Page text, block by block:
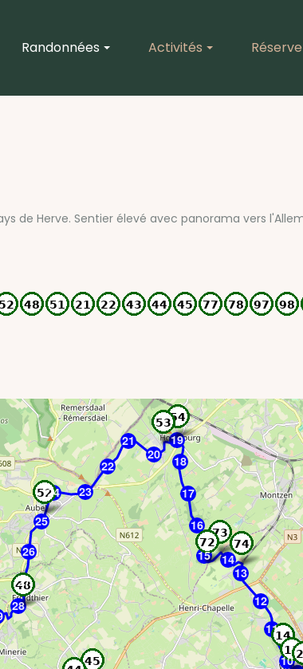
Randonnées Activités
de Herve. Sentier élevé avec panorama vers
10
11
12
13
14
15
16
17
18
19
20
21
22
23
24
25
26
27
28